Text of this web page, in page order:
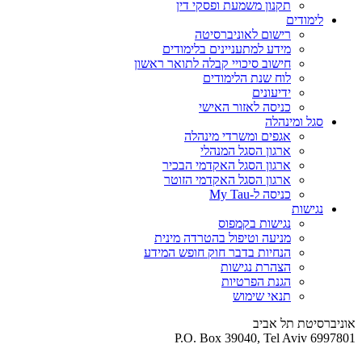
תקנון משמעת ופסקי דין
לימודים
רישום לאוניברסיטה
מידע למתעניינים בלימודים
חישוב סיכויי קבלה לתואר ראשון
לוח שנת הלימודים
ידיעונים
כניסה לאזור האישי
סגל ומינהלה
אגפים ומשרדי מינהלה
ארגון הסגל המנהלי
ארגון הסגל האקדמי הבכיר
ארגון הסגל האקדמי הזוטר
כניסה ל-My Tau
נגישות
נגישות בקמפוס
מניעה וטיפול בהטרדה מינית
הנחיות בדבר חוק חופש המידע
הצהרת נגישות
הגנת הפרטיות
תנאי שימוש
אוניברסיטת תל אביב
P.O. Box 39040, Tel Aviv 6997801